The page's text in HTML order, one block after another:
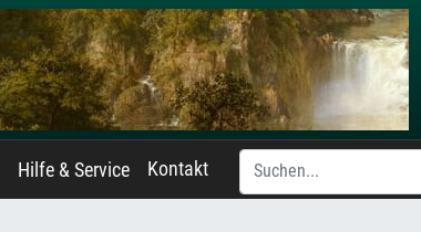
Hilfe & Service Kontakt